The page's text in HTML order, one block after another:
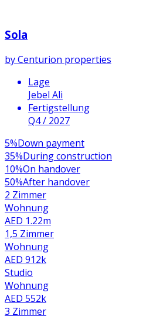
Sola
byCenturion properties
Lage
Jebel Ali
Fertigstellung
Q4 / 2027
5%Down payment
35%During construction
10%On handover
50%After handover
2 Zimmer
Wohnung
AED 1.22m
1,5 Zimmer
Wohnung
AED 912k
Studio
Wohnung
AED 552k
3 Zimmer